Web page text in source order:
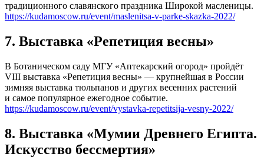
традиционного славянского праздника Широкой масленицы.
https://kudamoscow.ru/event/maslenitsa-v-parke-skazka-2022/
7. Выставка «Репетиция весны»
В Ботаническом саду МГУ «Аптекарский огород» пройдёт
VIII выставка «Репетиция весны» — крупнейшая в России
зимняя выставка тюльпанов и других весенних растений
и самое популярное ежегодное событие.
https://kudamoscow.ru/event/vystavka-repetitsija-vesny-2022/
8. Выставка «Мумии Древнего Египта.
Искусство бессмертия»